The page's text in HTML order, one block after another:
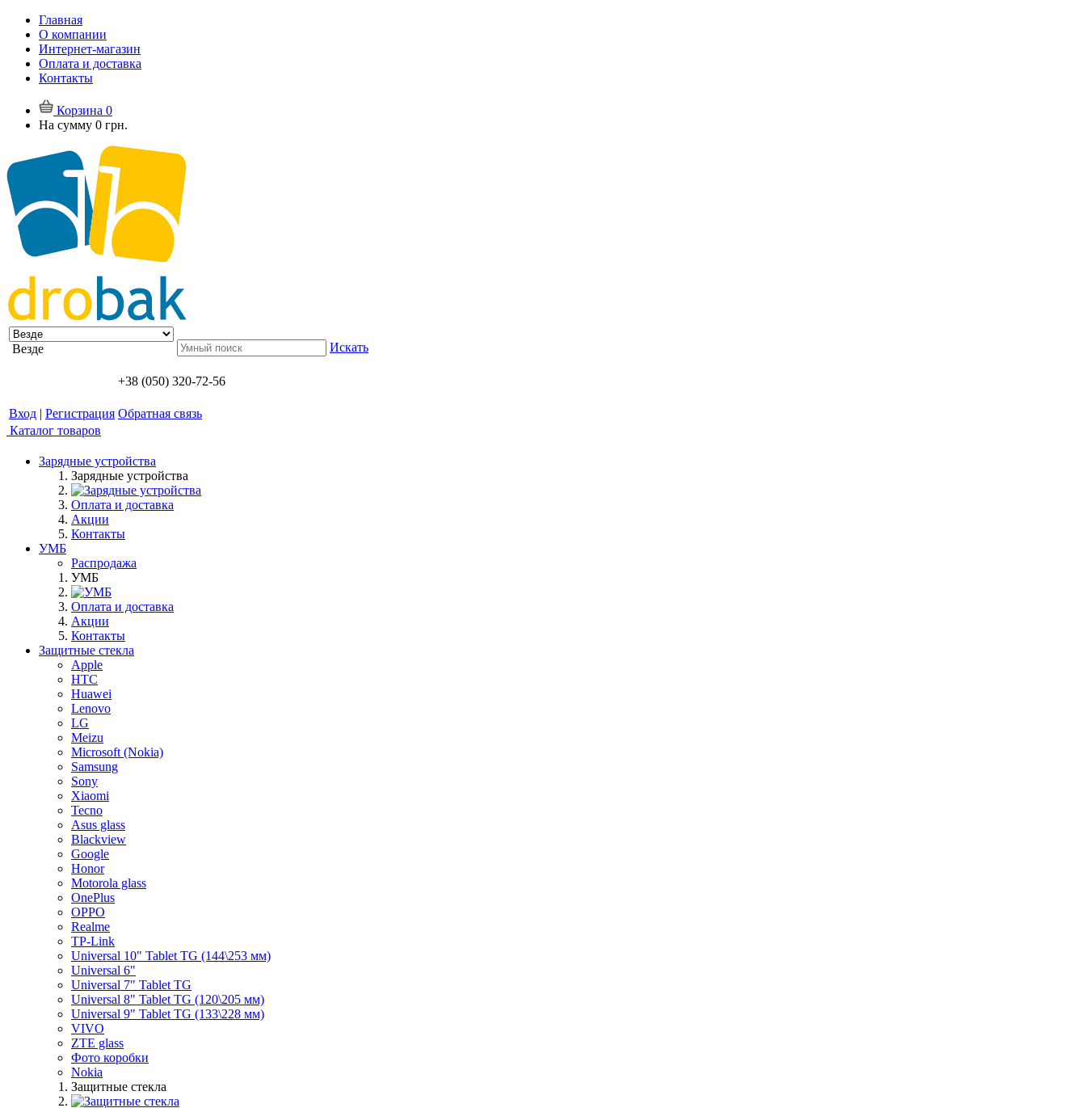
Главная
О компании
Интернет-магазин
Оплата и доставка
Контакты
Корзина 0
На сумму 0 грн.
Везде Искать
+38 (050) 320-72-56
Вход | Регистрация Обратная связь
Каталог товаров
Зарядные устройства
Зарядные устройства
Оплата и доставка
Акции
Контакты
УМБ
Распродажа
УМБ
Оплата и доставка
Акции
Контакты
Защитные стекла
Apple
HTC
Huawei
Lenovo
LG
Meizu
Microsoft (Nokia)
Samsung
Sony
Xiaomi
Tecno
Asus glass
Blackview
Google
Honor
Motorola glass
OnePlus
OPPO
Realme
TP-Link
Universal 10" Tablet TG (144\253 мм)
Universal 6"
Universal 7" Tablet TG
Universal 8" Tablet TG (120\205 мм)
Universal 9" Tablet TG (133\228 мм)
VIVO
ZTE glass
Фото коробки
Nokia
Защитные стекла